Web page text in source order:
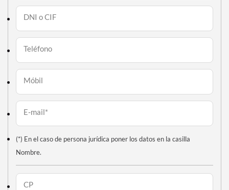
DNI o CIF
Teléfono
Móbil
E-mail*
(*) En el caso de persona jurídica poner los datos en la casilla
Nombre.
CP